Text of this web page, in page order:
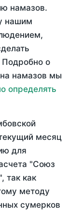
намазов.
нашим
Подробно о
намазов мы
определять
месяц
для
"Союз
так как
методу
сумерков